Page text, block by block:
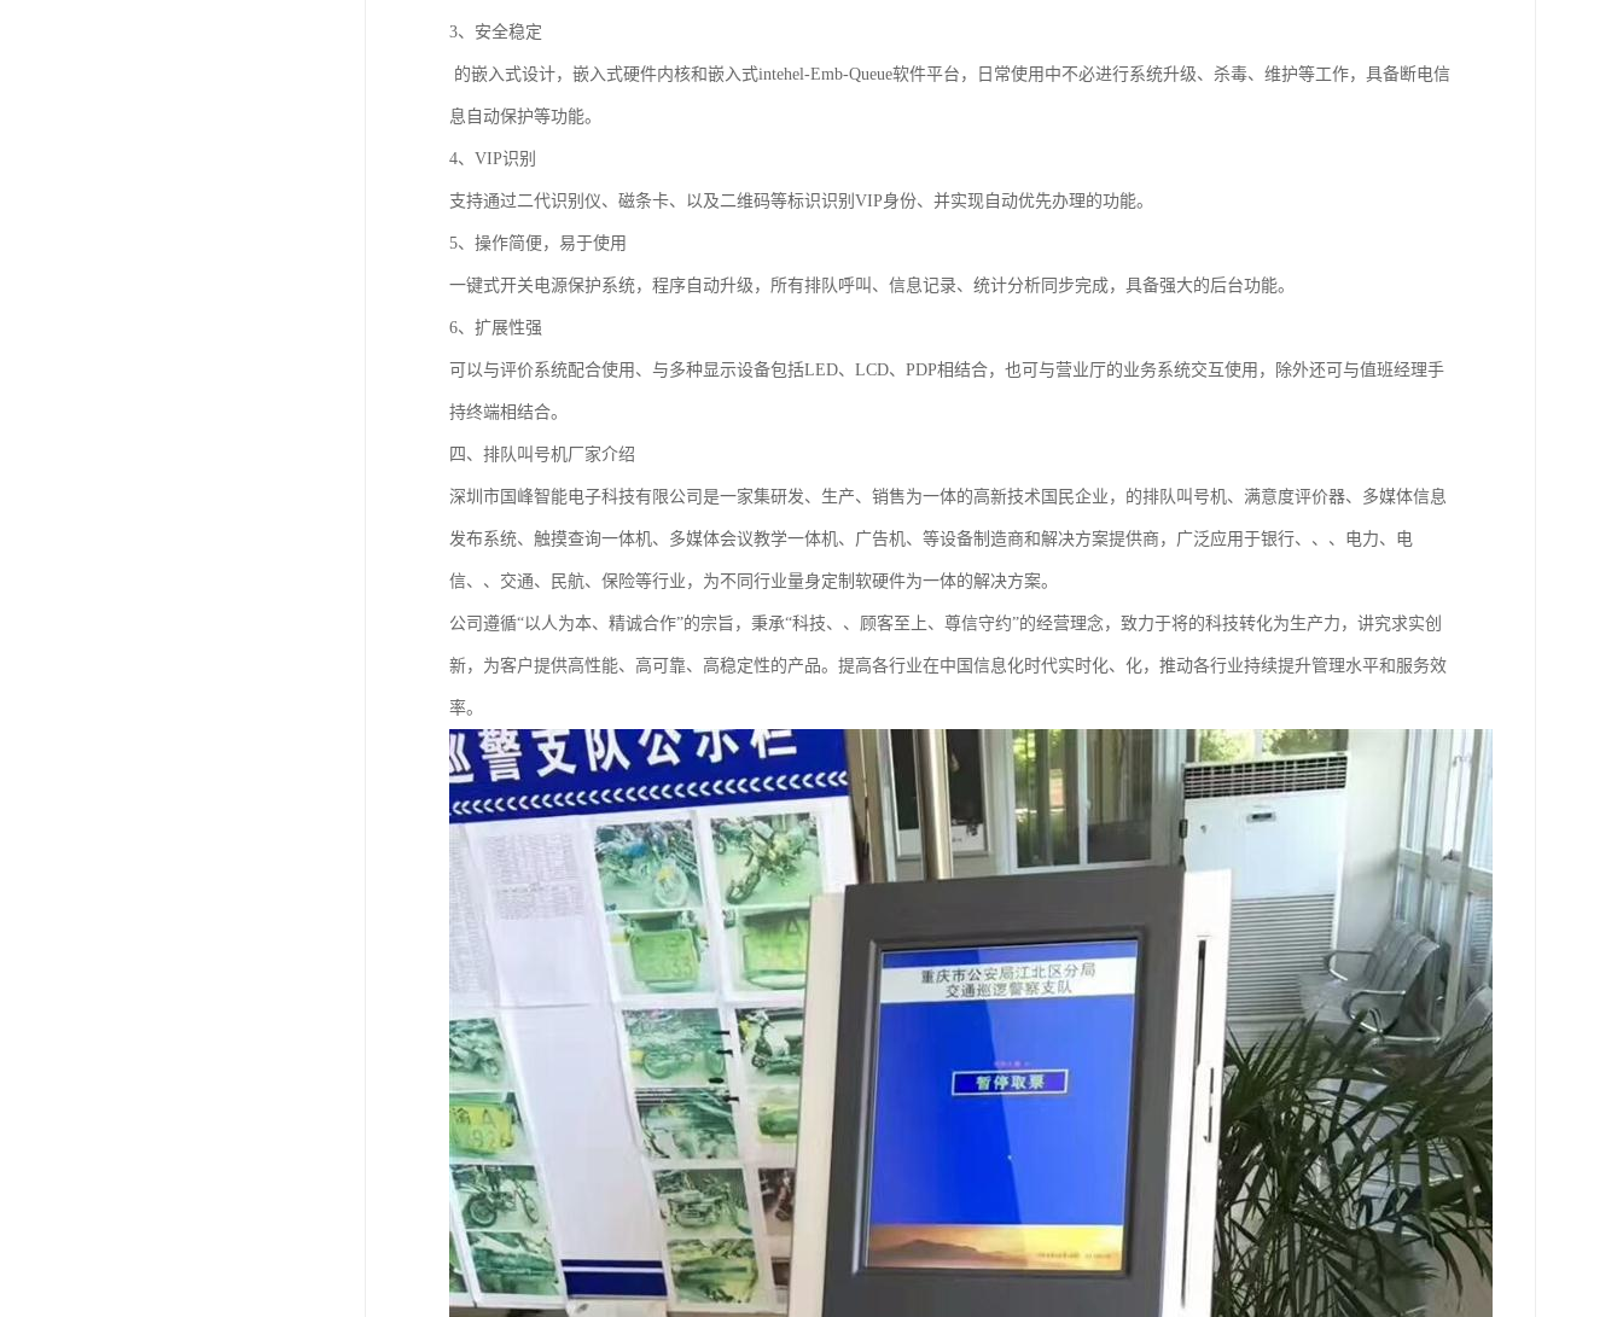
3、安全稳定
的嵌入式设计，嵌入式硬件内核和嵌入式intehel-Emb-Queue软件平台，日常使用中不必进行系统升级、杀毒、维护等工作，具备断电信
息自动保护等功能。
4、VIP识别
支持通过二代识别仪、磁条卡、以及二维码等标识识别VIP身份、并实现自动优先办理的功能。
5、操作简便，易于使用
一键式开关电源保护系统，程序自动升级，所有排队呼叫、信息记录、统计分析同步完成，具备强大的后台功能。
6、扩展性强
可以与评价系统配合使用、与多种显示设备包括LED、LCD、PDP相结合，也可与营业厅的业务系统交互使用，除外还可与值班经理手
持终端相结合。
四、排队叫号机厂家介绍
深圳市国峰智能电子科技有限公司是一家集研发、生产、销售为一体的高新技术国民企业，的排队叫号机、满意度评价器、多媒体信息
发布系统、触摸查询一体机、多媒体会议教学一体机、广告机、等设备制造商和解决方案提供商，广泛应用于银行、、、电力、电
信、、交通、民航、保险等行业，为不同行业量身定制软硬件为一体的解决方案。
公司遵循“以人为本、精诚合作”的宗旨，秉承“科技、、顾客至上、尊信守约”的经营理念，致力于将的科技转化为生产力，讲究求实创
新，为客户提供高性能、高可靠、高稳定性的产品。提高各行业在中国信息化时代实时化、化，推动各行业持续提升管理水平和服务效
率。